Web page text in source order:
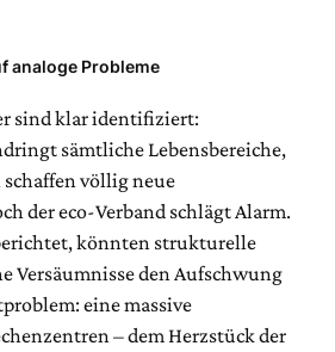
analoge Probleme
sind klar identifiziert:
sämtliche Lebensbereiche,
völlig neue
der eco-Verband schlägt Alarm.
könnten strukturelle
Versäumnisse den Aufschwung
eine massive
– dem Herzstück der